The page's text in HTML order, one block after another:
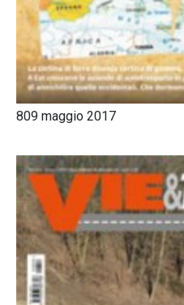
809 maggio 2017